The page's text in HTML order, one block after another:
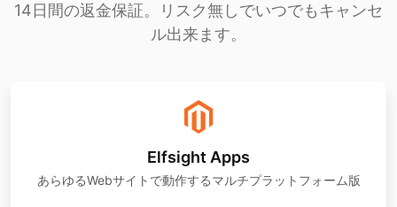
14日間の返金保証。リスク無しでいつでもキャンセ
ル出来ます。
Elfsight Apps
あらゆるWebサイトで動作するマルチプラットフォーム版